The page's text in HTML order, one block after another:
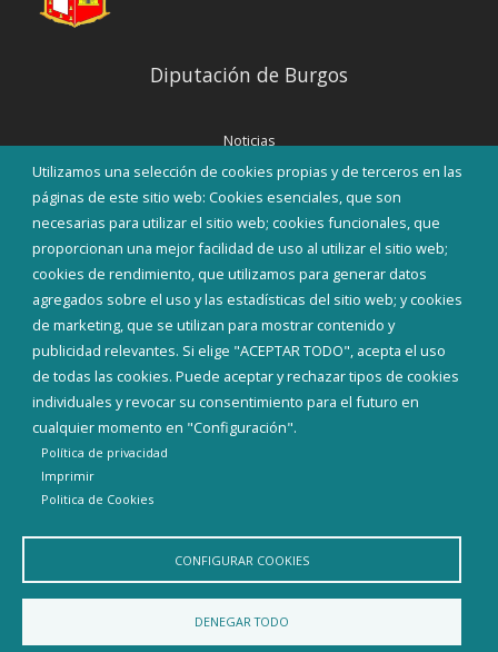
Utilizamos una selección de cookies propias y de terceros en las
páginas de este sitio web: Cookies esenciales, que son
necesarias para utilizar el sitio web; cookies funcionales, que
proporcionan una mejor facilidad de uso al utilizar el sitio web;
cookies de rendimiento, que utilizamos para generar datos
agregados sobre el uso y las estadísticas del sitio web; y cookies
de marketing, que se utilizan para mostrar contenido y
publicidad relevantes. Si elige "ACEPTAR TODO", acepta el uso
de todas las cookies. Puede aceptar y rechazar tipos de cookies
individuales y revocar su consentimiento para el futuro en
cualquier momento en "Configuración".
Política de privacidad
Imprimir
Politica de Cookies
CONFIGURAR COOKIES
DENEGAR TODO
Diputación de Burgos
Noticias
Eventos
Corporación Municipal
Teléfonos de interés
INICIAR SESIÓN
MAPA WEB